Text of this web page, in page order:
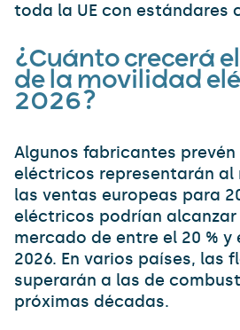
toda la UE con estándares
¿Cuánto crecerá
de la movilidad
2026?
Algunos fabricantes
eléctricos representarán al
las ventas europeas para
eléctricos podrían
mercado de entre el 20 % y
2026. En varios países, las
superarán a las de
próximas décadas.